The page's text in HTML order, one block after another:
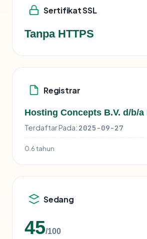
Sertifikat SSL
Tanpa HTTPS
Registrar
Hosting Concepts B.V. d/b/a
Terdaftar Pada: 2025-09-27
0.6 tahun
Sedang
45/100